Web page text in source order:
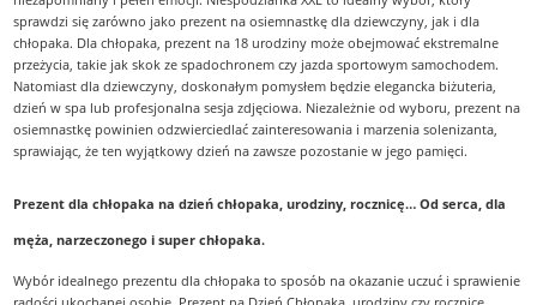
sprawdzi się zarówno jako prezent na osiemnastkę dla dziewczyny, jak i dla
chłopaka. Dla chłopaka, prezent na 18 urodziny może obejmować ekstremalne
przeżycia, takie jak skok ze spadochronem czy jazda sportowym samochodem.
Natomiast dla dziewczyny, doskonałym pomysłem będzie elegancka biżuteria,
dzień w spa lub profesjonalna sesja zdjęciowa. Niezależnie od wyboru, prezent na
osiemnastkę powinien odzwierciedlać zainteresowania i marzenia solenizanta,
sprawiając, że ten wyjątkowy dzień na zawsze pozostanie w jego pamięci.
Prezent dla chłopaka na dzień chłopaka, urodziny, rocznicę… Od serca, dla
męża, narzeczonego i super chłopaka.
Wybór idealnego prezentu dla chłopaka to sposób na okazanie uczuć i sprawienie